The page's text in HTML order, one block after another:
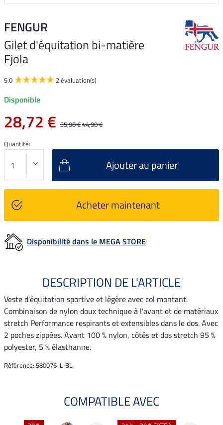
FENGUR
Gilet d'équitation bi-matière
Fjola
5.0 2 évaluation(s)
Disponible
28,72 € 35,90 €44,90 €
Quantité:
Ajouter au panier
Acheter maintenant
Disponibilité dans le MEGA STORE
DESCRIPTION DE L'ARTICLE
Veste d'équitation sportive et légère avec col montant.
Combinaison de nylon doux technique à l'avant et de matériaux
stretch Performance respirants et extensibles dans le dos. Avec
2 poches zippées. Avant 100 % nylon, côtés et dos stretch 95 %
polyester, 5 % élasthanne.
Référence: 580076-L-BL
COMPATIBLE AVEC